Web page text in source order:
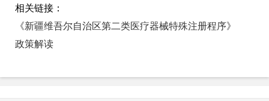
相关链接：
《新疆维吾尔自治区第二类医疗器械特殊注册程序》
政策解读